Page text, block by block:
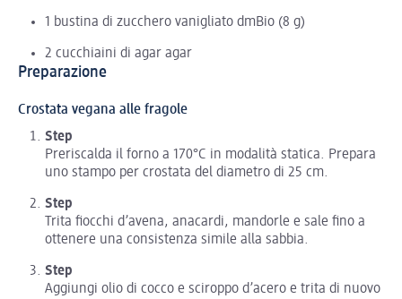
1 bustina di zucchero vanigliato dmBio (8 g)
2 cucchiaini di agar agar
Preparazione
Crostata vegana alle fragole
Step
Preriscalda il forno a 170°C in modalità statica. Prepara
uno stampo per crostata del diametro di 25 cm.
Step
Trita fiocchi d’avena, anacardi, mandorle e sale fino a
ottenere una consistenza simile alla sabbia.
Step
Aggiungi olio di cocco e sciroppo d’acero e trita di nuovo